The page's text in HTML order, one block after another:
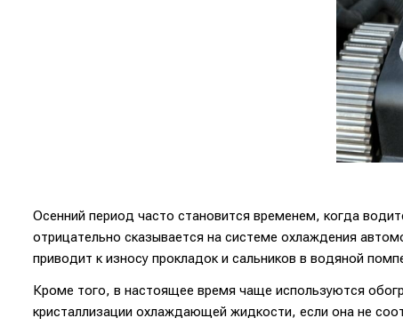
Осенний период часто становится временем, когда
отрицательно сказывается на системе охлаждения
приводит к износу прокладок и сальников в водяной
Кроме того, в настоящее время чаще используются
кристаллизации охлаждающей жидкости, если она не